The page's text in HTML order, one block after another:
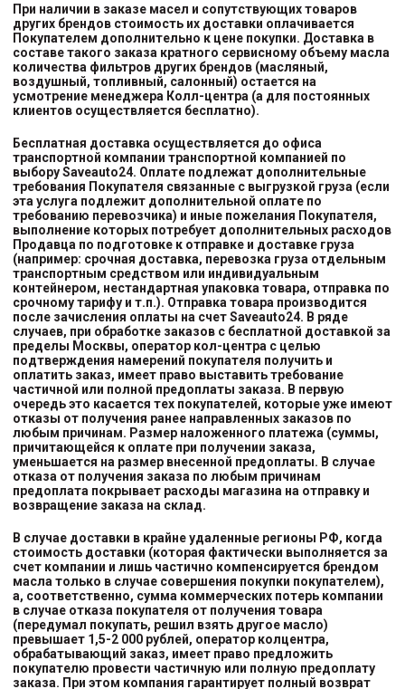
При наличии в заказе масел и сопутствующих товаров
других брендов стоимость их доставки оплачивается
Покупателем дополнительно к цене покупки. Доставка в
составе такого заказа кратного сервисному объему масла
количества фильтров других брендов (масляный,
воздушный, топливный, салонный) остается на
усмотрение менеджера Колл-центра (а для постоянных
клиентов осуществляется бесплатно).
Бесплатная доставка осуществляется до офиса
транспортной компании транспортной компанией по
выборуSaveauto24. Оплате подлежат дополнительные
требования Покупателя связанные с выгрузкой груза (если
эта услуга подлежит дополнительной оплате по
требованию перевозчика) и иные пожелания Покупателя,
выполнение которых потребует дополнительных расходов
Продавца по подготовке к отправке и доставке груза
(например: срочная доставка, перевозка груза отдельным
транспортным средством или индивидуальным
контейнером, нестандартная упаковка товара, отправка по
срочному тарифу и т.п.). Отправка товара производится
после зачисления оплаты на счет Saveauto24. В ряде
случаев, при обработке заказов с бесплатной доставкой за
пределы Москвы, оператор кол-центра с целью
подтверждения намерений покупателя получить и
оплатить заказ, имеет право выставить требование
частичной или полной предоплаты заказа. В первую
очередь это касается тех покупателей, которые уже имеют
отказы от получения ранее направленных заказов по
любым причинам. Размер наложенного платежа (суммы,
причитающейся к оплате при получении заказа,
уменьшается на размер внесенной предоплаты. В случае
отказа от получения заказа по любым причинам
предоплата покрывает расходы магазина на отправку и
возвращение заказа на склад.
В случае доставки в крайне удаленные регионы РФ, когда
стоимость доставки (которая фактически выполняется за
счет компании и лишь частично компенсируется брендом
масла только в случае совершения покупки покупателем),
а, соответственно, сумма коммерческих потерь компании
в случае отказа покупателя от получения товара
(передумал покупать, решил взять другое масло)
превышает 1,5-2 000 рублей, оператор колцентра,
обрабатывающий заказ, имеет право предложить
покупателю провести частичную или полную предоплату
заказа. При этом компания гарантирует полный возврат